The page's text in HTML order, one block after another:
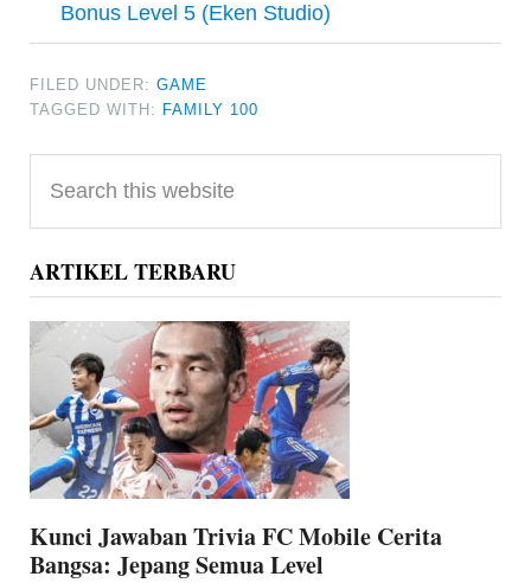
Bonus Level 5 (Eken Studio)
FILED UNDER:GAME
TAGGED WITH: FAMILY 100
Primary
Sidebar
this
website
ARTIKEL TERBARU
Kunci Jawaban Trivia FC Mobile Cerita
Bangsa: Jepang Semua Level